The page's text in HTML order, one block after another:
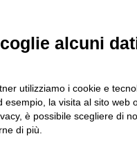
alcuni
utilizziamo i cookie e
la visita al sito web
è possibile scegliere di
di più.